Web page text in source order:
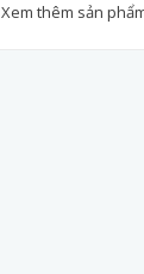
Xem thêm sản